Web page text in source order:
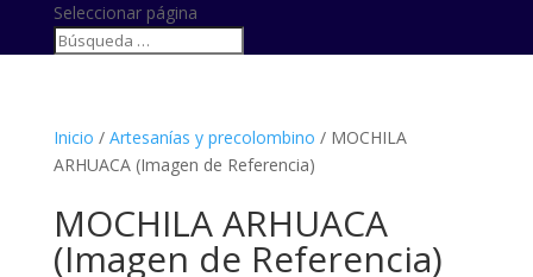
Seleccionar página
Inicio / Artesanías y precolombino / MOCHILA
ARHUACA (Imagen de Referencia)
MOCHILA ARHUACA
(Imagen de Referencia)